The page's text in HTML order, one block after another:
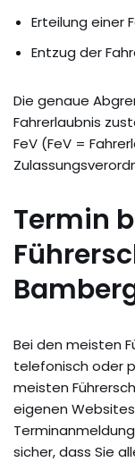
Erteilung einer
Entzug der
Die genaue
Fahrerlaubnis
FeV (FeV =
Termin
Bei den meisten
telefonisch oder
meisten
eigenen
sicher, dass Sie